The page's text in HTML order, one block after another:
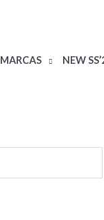
MARCAS NEW